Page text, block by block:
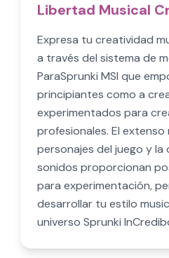
Libertad Musical
Expresa tu creatividad
a través del sistema de
ParaSprunki MSI que
principiantes como a
experimentados para
profesionales. El
personajes del juego y
sonidos proporcionan
para experimentación,
desarrollar tu estilo
universo Sprunki